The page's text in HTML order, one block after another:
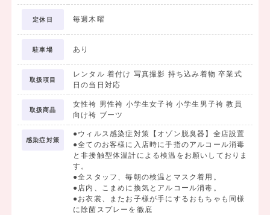
定休日 毎週木曜
駐車場 あり
取扱項目
レンタル 着付け 写真撮影 持ち込み着物 卒業式
日の当日対応
取扱商品
女性袴 男性袴 小学生女子袴 小学生男子袴 教員
向け袴 ブーツ
感染症対策
●ウィルス感染症対策【オゾン脱臭器】全店設置
●全てのお客様に入店時に手指のアルコール消毒
と非接触型体温計による検温をお願いしておりま
す。
●全スタッフ、毎朝の検温とマスク着用。
●店内、こまめに換気とアルコール消毒。
●お衣裳、またお子様が手にするおもちゃも同様
に除菌スプレーを徹底